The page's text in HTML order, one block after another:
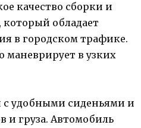
качество сборки и
обладает
в городском трафике.
маневрирует в узких
с удобными сиденьями и
и груза. Автомобиль